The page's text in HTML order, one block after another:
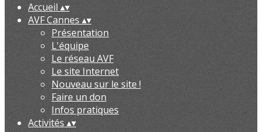
Accueil ▴▾
AVF Cannes ▴▾
Présentation
L'équipe
Le réseau AVF
Le site Internet
Nouveau sur le site !
Faire un don
Infos pratiques
Activités ▴▾